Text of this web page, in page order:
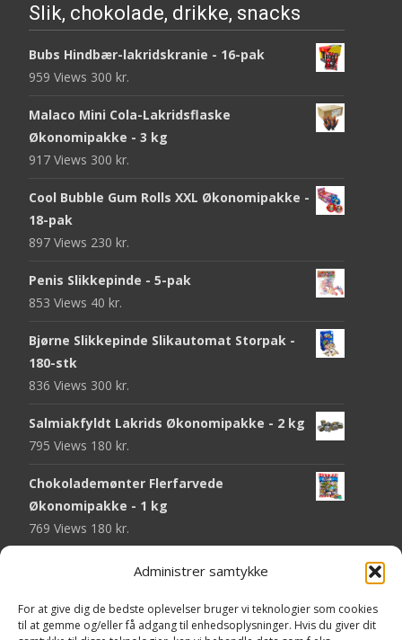
Administrer samtykke
For at give dig de bedste oplevelser bruger vi teknologier som cookies
til at gemme og/eller få adgang til enhedsoplysninger. Hvis du giver dit
Slik, chokolade, drikke, snacks
Bubs Hindbær-lakridskranie - 16-pak
959 Views 300 kr.
Malaco Mini Cola-Lakridsflaske
Økonomipakke - 3 kg
917 Views 300 kr.
Cool Bubble Gum Rolls XXL Økonomipakke -
18-pak
897 Views 230 kr.
Penis Slikkepinde - 5-pak
853 Views 40 kr.
Bjørne Slikkepinde Slikautomat Storpak -
180-stk
836 Views 300 kr.
Salmiakfyldt Lakrids Økonomipakke - 2 kg
795 Views 180 kr.
Chokolademønter Flerfarvede
Økonomipakke - 1 kg
769 Views 180 kr.
Malaco Stjerner Lakrids - 92 gram
Pringles Hot & Spicy - 165 gram